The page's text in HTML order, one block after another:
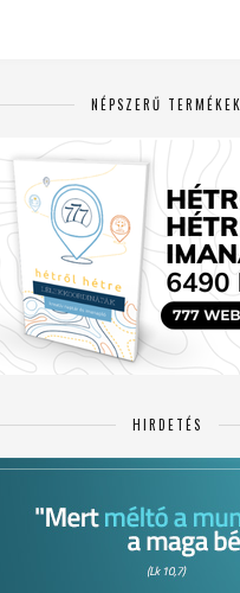
NÉPSZERŰ TERMÉKEK
HIRDETÉS